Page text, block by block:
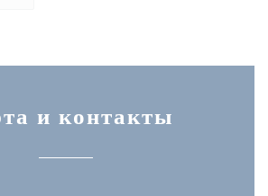
и контакты